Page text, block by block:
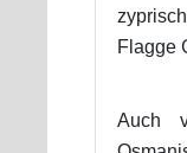
Flagge
Auch